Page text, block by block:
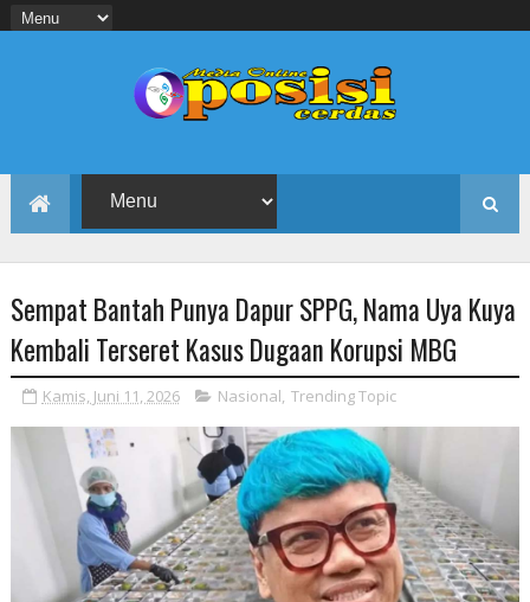
Sempat Bantah Punya Dapur SPPG, Nama Uya Kuya
Kembali Terseret Kasus Dugaan Korupsi MBG
Kamis, Juni 11, 2026 Nasional, Trending Topic